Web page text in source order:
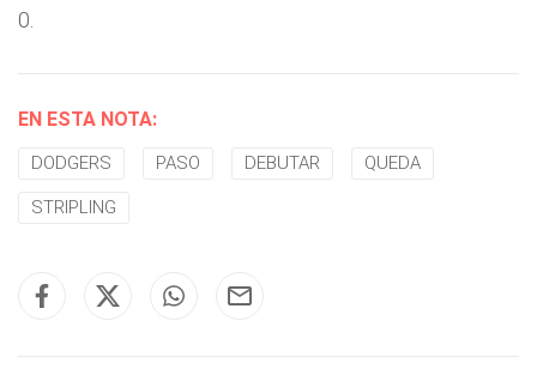
0.
EN ESTA NOTA:
DODGERS PASO DEBUTAR QUEDA
STRIPLING